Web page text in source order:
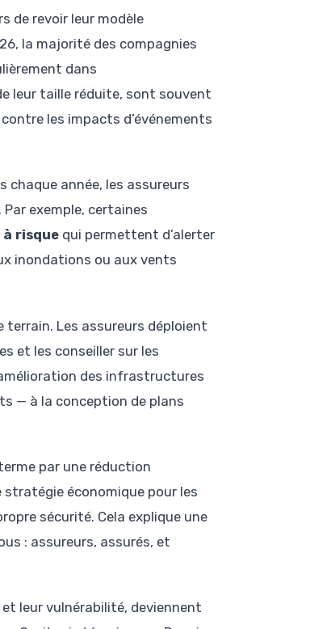
de revoir leur modèle
la majorité des compagnies
dans
leur taille réduite, sont souvent
les impacts d’événements
chaque année, les assureurs
exemple, certaines
à risque qui permettent d’alerter
inondations ou aux vents
Les assureurs déploient
et les conseiller sur les
des infrastructures
— à la conception de plans
par une réduction
économique pour les
sécurité. Cela explique une
: assureurs, assurés, et
leur vulnérabilité, deviennent